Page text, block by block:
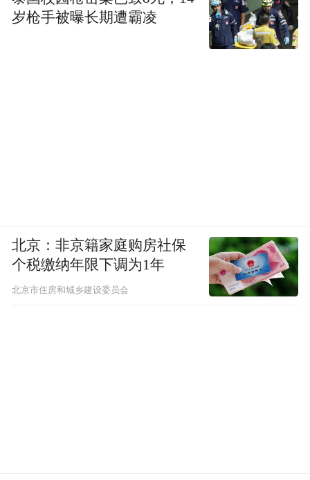
岁枪手被曝长期遭霸凌
北京：非京籍家庭购房社保
个税缴纳年限下调为1年
北京市住房和城乡建设委员会